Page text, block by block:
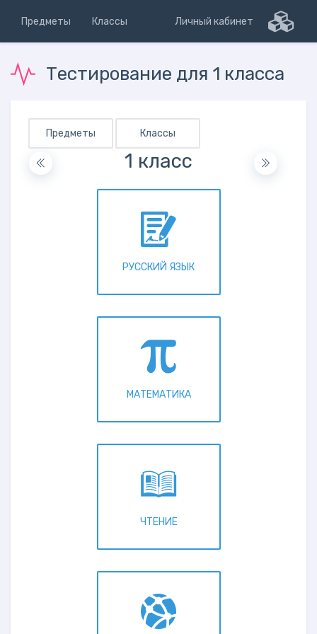
Предметы Классы Личный кабинет
Тестирование для 1 класса
Предметы Классы
1 класс
РУССКИЙ ЯЗЫК
МАТЕМАТИКА
ЧТЕНИЕ